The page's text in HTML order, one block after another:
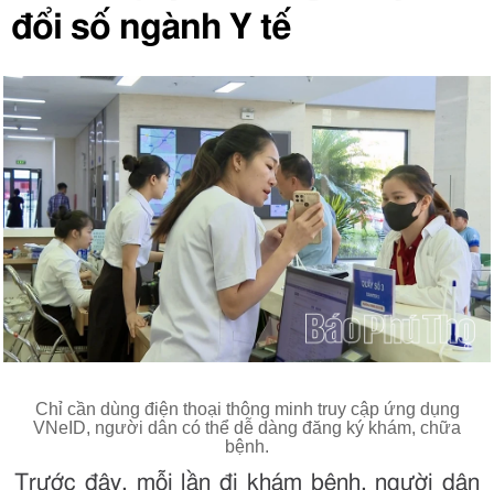
đổi số ngành Y tế
Chỉ cần dùng điện thoại thông minh truy cập ứng dụng
VNeID, người dân có thể dễ dàng đăng ký khám, chữa
bệnh.
Trước đây, mỗi lần đi khám bệnh, người dân